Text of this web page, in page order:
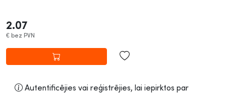
2.07
€ bez PVN
Autentificējies vai reģistrējies, lai iepirktos par